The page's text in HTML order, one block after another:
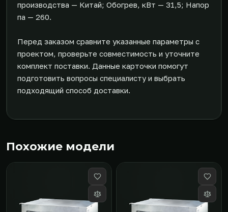
производства — Китай; Обогрев, кВт — 31,5; Напор
па — 260.
Перед заказом сравните указанные параметры с
проектом, проверьте совместимость и уточните
комплект поставки. Данные карточки помогут
подготовить вопросы специалисту и выбрать
подходящий способ доставки.
Похожие модели